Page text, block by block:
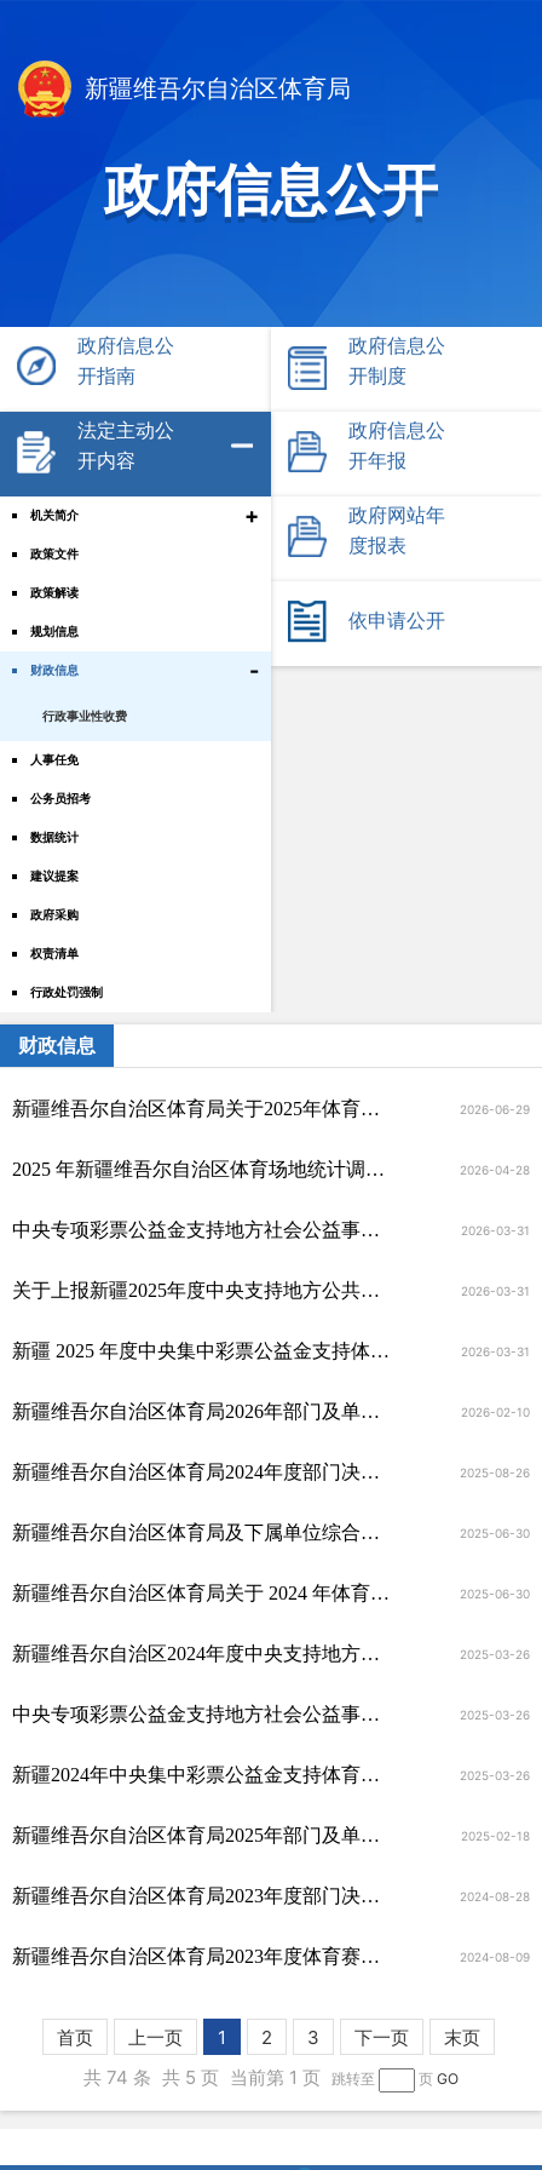
新疆维吾尔自治区体育局
政府信息公开
政府信息公
开指南
政府信息公
开制度
法定主动公
开内容
机关简介 +
政策文件
政策解读
规划信息
财政信息 -
行政事业性收费
人事任免
公务员招考
数据统计
建议提案
政府采购
权责清单
行政处罚强制
政府信息公
开年报
政府网站年
度报表
依申请公开
财政信息
新疆维吾尔自治区体育局关于2025年体育彩票公益金筹集使用情况的公告 2026-06-29
2025 年新疆维吾尔自治区体育场地统计调查数据 2026-04-28
中央专项彩票公益金支持地方社会公益事业发展(体育健身)资金转移支付2025年度绩效自评报告 2026-03-31
关于上报新疆2025年度中央支持地方公共文化服务体系建设补助资金转移支付绩效自评报告的报告 2026-03-31
新疆 2025 年度中央集中彩票公益金支持体育事业专项资金转移支付绩效自评报告 2026-03-31
新疆维吾尔自治区体育局2026年部门及单位预算公开报告 2026-02-10
新疆维吾尔自治区体育局2024年度部门决算公开 2025-08-26
新疆维吾尔自治区体育局及下属单位综合性涉企收费目录清单 2025-06-30
新疆维吾尔自治区体育局关于 2024 年体育彩票公益金筹集使用情况的公告 2025-06-30
新疆维吾尔自治区2024年度中央支持地方公共文化服务体系建设补助资金转移支付绩效自评报告 2025-03-26
中央专项彩票公益金支持地方社会公益事业发展（体育健身）资金支付2024年度绩效自评报告 2025-03-26
新疆2024年中央集中彩票公益金支持体育事业专项资金转移支付绩效自评报告 2025-03-26
新疆维吾尔自治区体育局2025年部门及单位预算公开报告 2025-02-18
新疆维吾尔自治区体育局2023年度部门决算公开 2024-08-28
新疆维吾尔自治区体育局2023年度体育赛事备战经费项目绩效评价报告 2024-08-09
首页 上一页 1 2 3 下一页
末页
共 74 条 共 5 页 当前第 1 页 跳转至 页 GO